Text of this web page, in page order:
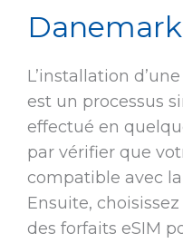
L’installation
est un processus
effectué en
par vérifier que
compatible avec
Ensuite,
des forfaits eSIM